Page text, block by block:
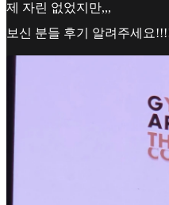
제 자린 없었지만,,,
보신 분들 후기 알려주세요